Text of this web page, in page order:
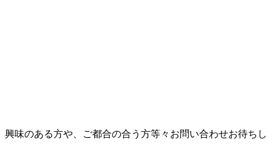
興味のある方や、ご都合の合う方等々お問い合わせお待ちし